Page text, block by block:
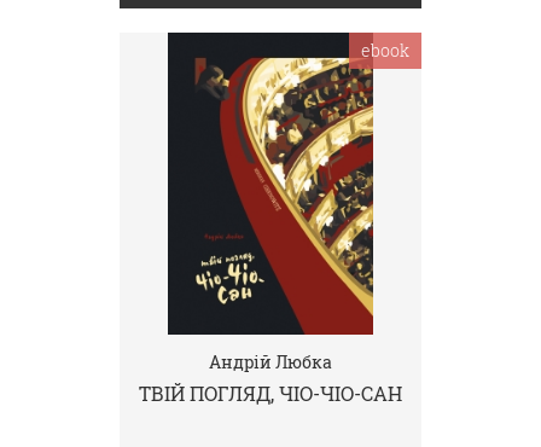
Андрій Любка
ТВІЙ ПОГЛЯД, ЧІО-ЧІО-САН
ebook